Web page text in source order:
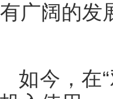
有广阔的发
如今，在